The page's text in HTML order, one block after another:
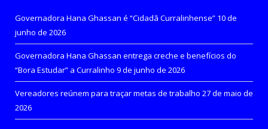
Governadora Hana Ghassan é “Cidadã Curralinhense” 10 de
junho de 2026
Governadora Hana Ghassan entrega creche e benefícios do
“Bora Estudar” a Curralinho 9 de junho de 2026
Vereadores reúnem para traçar metas de trabalho 27 de maio de
2026